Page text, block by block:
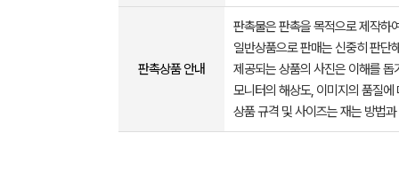
판촉상품 안내
판촉물은 판촉을 목적으로 제작하
일반상품으로 판매는 신중히 판단
제공되는 상품의 사진은 이해를
모니터의 해상도, 이미지의 품질
상품 규격 및 사이즈는 재는 방법